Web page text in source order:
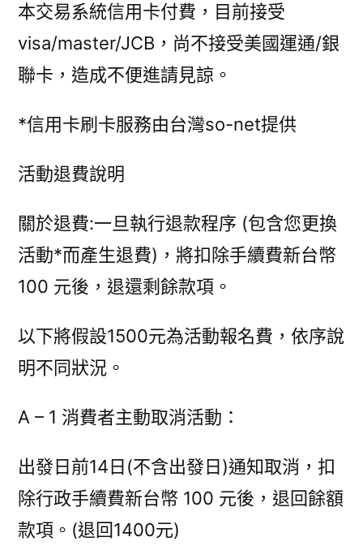
本交易系統信用卡付費，目前接受
visa/master/JCB，尚不接受美國運通/銀
聯卡，造成不便進請見諒。
*信用卡刷卡服務由台灣so-net提供
活動退費說明
關於退費:一旦執行退款程序 (包含您更換
活動*而產生退費)，將扣除手續費新台幣
100 元後，退還剩餘款項。
以下將假設1500元為活動報名費，依序說
明不同狀況。
A – 1 消費者主動取消活動：
出發日前14日(不含出發日)通知取消，扣
除行政手續費新台幣 100 元後，退回餘額
款項。(退回1400元)